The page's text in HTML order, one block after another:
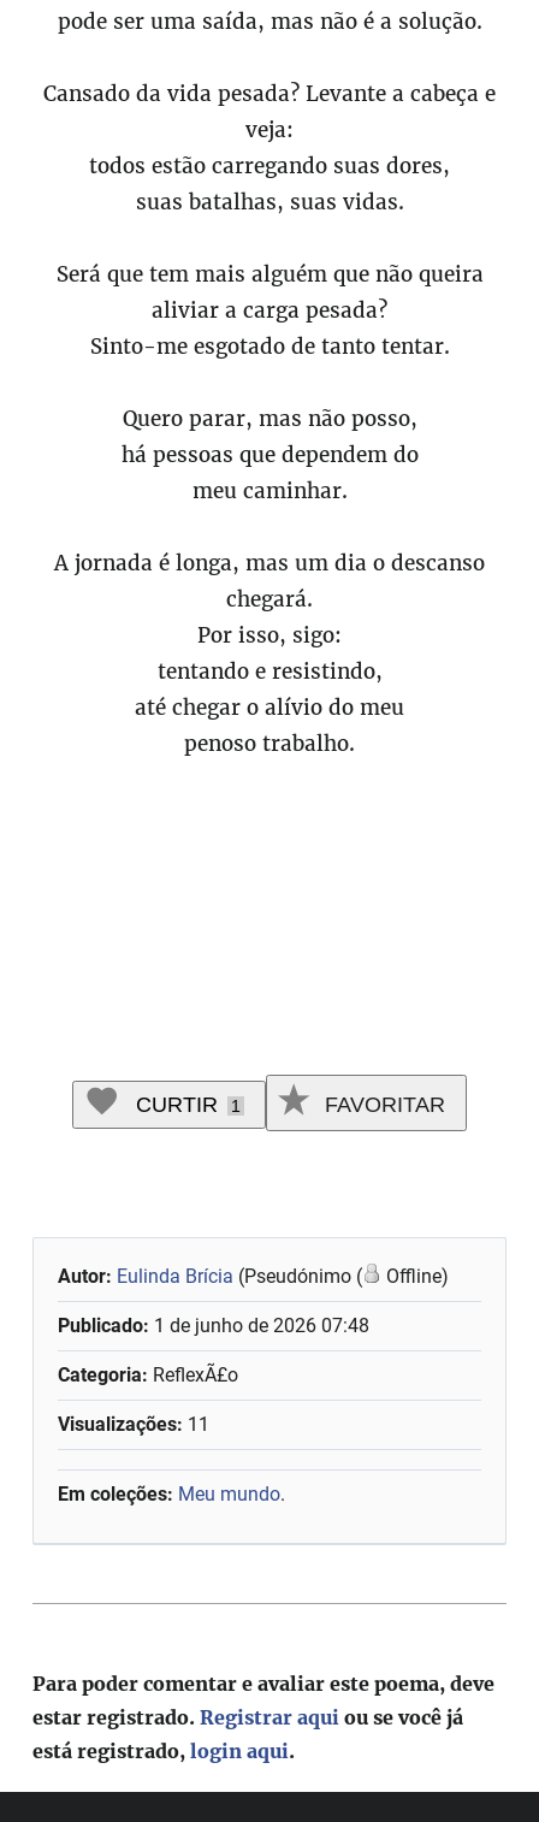
pode ser uma saída, mas não é a solução.
Cansado da vida pesada? Levante a cabeça e
veja:
todos estão carregando suas dores,
suas batalhas, suas vidas.
Será que tem mais alguém que não queira
aliviar a carga pesada?
Sinto-me esgotado de tanto tentar.
Quero parar, mas não posso,
há pessoas que dependem do
meu caminhar.
A jornada é longa, mas um dia o descanso
chegará.
Por isso, sigo:
tentando e resistindo,
até chegar o alívio do meu
penoso trabalho.
CURTIR 1 FAVORITAR
Autor: Eulinda Brícia (Pseudónimo ( Offline)
Publicado: 1 de junho de 2026 07:48
Categoria: ReflexÃ£o
Visualizações: 11
Em coleções: Meu mundo.
Para poder comentar e avaliar este poema, deve
estar registrado.Registrar aqui ou se você já
está registrado,login aqui.